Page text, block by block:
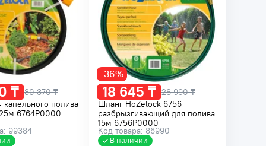
₸ 30 370 ₸
капельного полива
6764P0000
99384
18 645 ₸ 28 990 ₸
-36%
Шланг HoZelock 6756
разбрызгивающий для полива
15м 6756P0000
Код товара: 86990
В наличии